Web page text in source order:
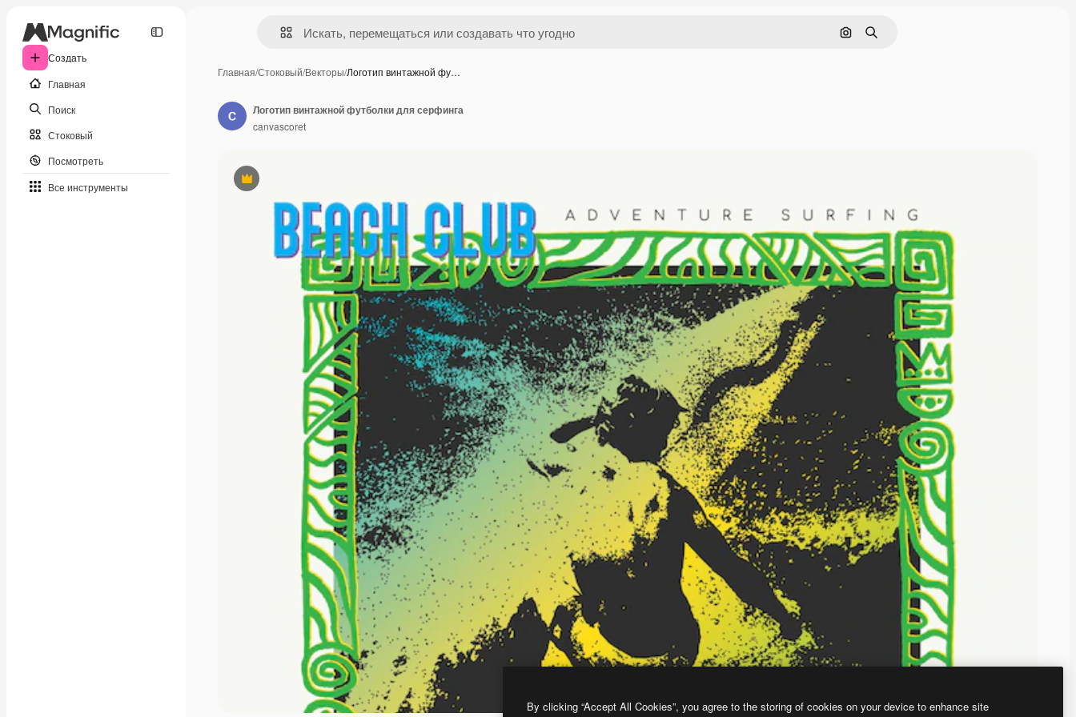
Создать
Главная
Поиск
Стоковый
Посмотреть
Все инструменты
Поиск по изображению
Поиск
Главная/Стоковый/Векторы/Логотип винтажной фу…
Премиум
Логотип винтажной футболки для серфинга
canvascoret
By clicking “Accept All Cookies”, you agree to the storing of cookies on your device to enhance site